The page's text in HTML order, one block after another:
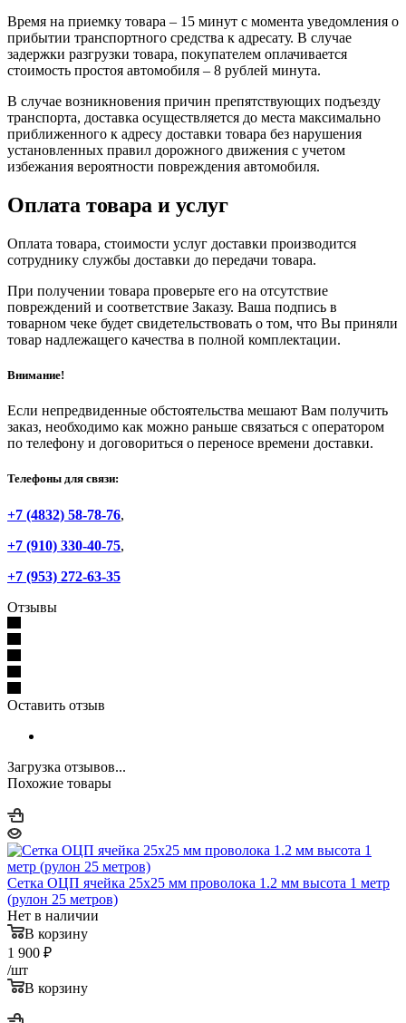
Время на приемку товара – 15 минут с момента уведомления о
прибытии транспортного средства к адресату. В случае
задержки разгрузки товара, покупателем оплачивается
стоимость простоя автомобиля – 8 рублей минута.
В случае возникновения причин препятствующих подъезду
транспорта, доставка осуществляется до места максимально
приближенного к адресу доставки товара без нарушения
установленных правил дорожного движения с учетом
избежания вероятности повреждения автомобиля.
Оплата товара и услуг
Оплата товара, стоимости услуг доставки производится
сотруднику службы доставки до передачи товара.
При получении товара проверьте его на отсутствие
повреждений и соответствие Заказу. Ваша подпись в
товарном чеке будет свидетельствовать о том, что Вы приняли
товар надлежащего качества в полной комплектации.
Внимание!
Если непредвиденные обстоятельства мешают Вам получить
заказ, необходимо как можно раньше связаться с оператором
по телефону и договориться о переносе времени доставки.
Телефоны для связи:
+7 (4832) 58-78-76,
+7 (910) 330-40-75,
+7 (953) 272-63-35
Отзывы
Оставить отзыв
Загрузка отзывов...
Похожие товары
Сетка ОЦП ячейка 25х25 мм проволока 1.2 мм высота 1 метр
(рулон 25 метров)
Нет в наличии
В корзину
1 900 ₽
/шт
В корзину